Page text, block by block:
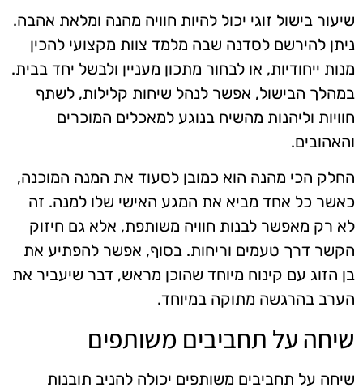
שיעור בישול זוגי יכול להיות חוויה מהנה ומלאת אהבה.
ניתן להירשם לסדנה שבה מלמד צוות מקצועי להכין
מנות ייחודיות, או לבחור מתכון מעניין ולבשל יחד בבית.
במהלך הבישול, אפשר לנהל שיחות קלילות, לשתף
חוויות וליהנות מהשיח בנוגע למאכלים המוכרים
והאהובים.
החלק הכי מהנה הוא כמובן לסעוד את המנה המוכנה,
כאשר כל אחד מביא את המגע האישי שלו למנה. זה
לא רק מאפשר לבנות חוויה משותפת, אלא גם חיזוק
הקשר דרך טעמים וריחות. בסוף, אפשר להפתיע את
בן הזוג עם קינוח מיוחד שהוכן מראש, דבר שיעביר את
הערב בהרגשה מתוקה במיוחד.
שיחה על תחביבים משותפים
שיחה על תחביבים משותפים יכולה להניב תובנות